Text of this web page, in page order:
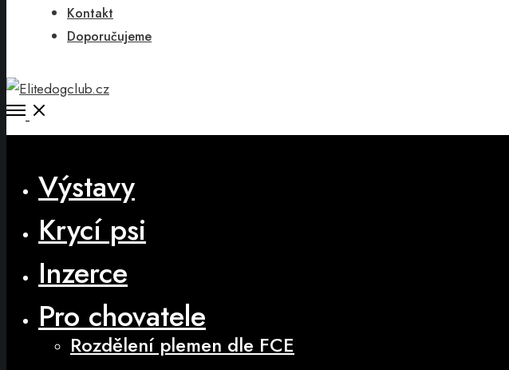
Kontakt
Doporučujeme
Open
Menu
Výstavy
Krycí psi
Inzerce
Pro chovatele
Rozdělení plemen dle FCE